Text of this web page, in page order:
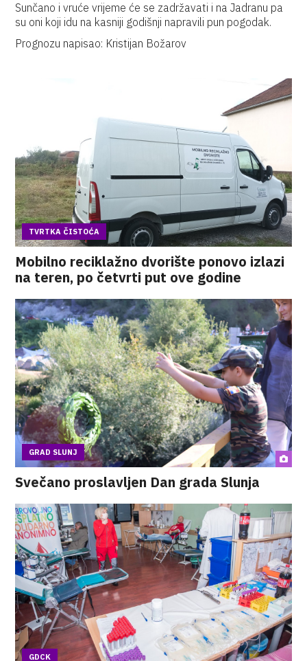
Sunčano i vruće vrijeme će se zadržavati i na Jadranu pa
su oni koji idu na kasniji godišnji napravili pun pogodak.
Prognozu napisao: Kristijan Božarov
TVRTKA ČISTOĆA
Mobilno reciklažno dvorište ponovo izlazi
na teren, po četvrti put ove godine
GRAD SLUNJ
Svečano proslavljen Dan grada Slunja
GDCK